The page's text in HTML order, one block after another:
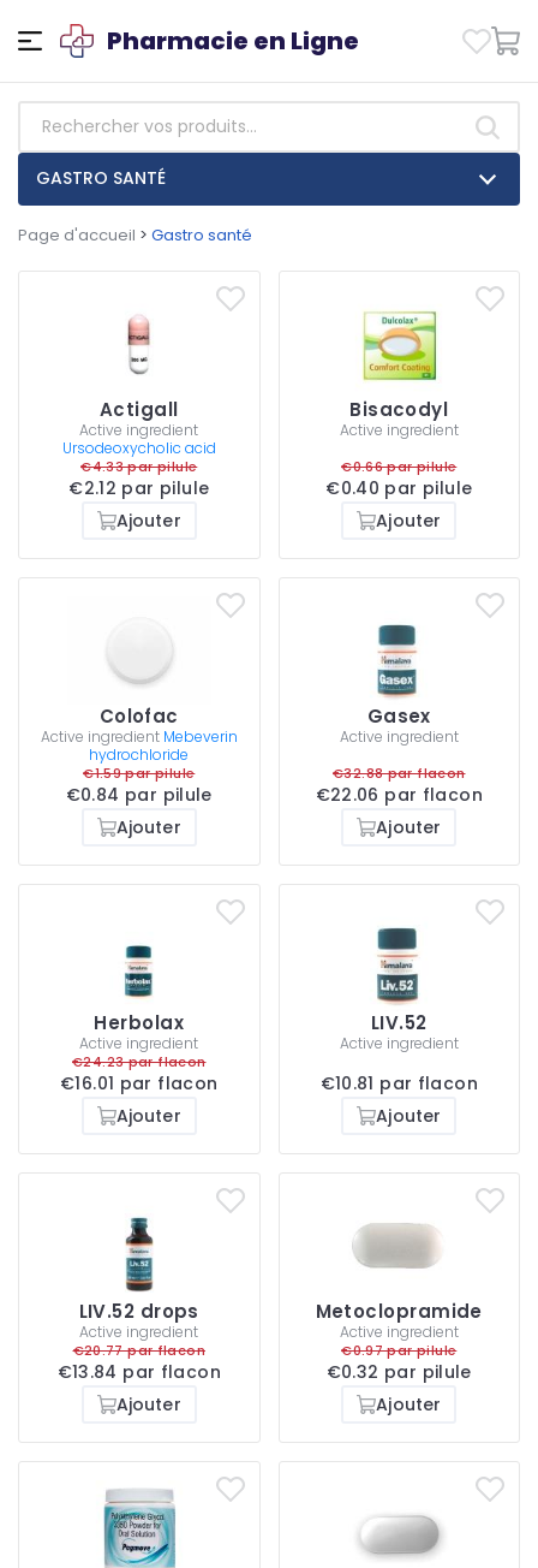
Pharmacie en Ligne
GASTRO SANTÉ
Page d'accueil > Gastro santé
Actigall
Active ingredient
Ursodeoxycholic acid
€4.33 par pilule
€2.12 par pilule
Ajouter
Bisacodyl
Active ingredient
€0.66 par pilule
€0.40 par pilule
Ajouter
Colofac
Active ingredient Mebeverin
hydrochloride
€1.59 par pilule
€0.84 par pilule
Ajouter
Gasex
Active ingredient
€32.88 par flacon
€22.06 par flacon
Ajouter
Herbolax
Active ingredient
€24.23 par flacon
€16.01 par flacon
Ajouter
LIV.52
Active ingredient
€10.81 par flacon
Ajouter
LIV.52 drops
Active ingredient
€20.77 par flacon
€13.84 par flacon
Ajouter
Metoclopramide
Active ingredient
€0.97 par pilule
€0.32 par pilule
Ajouter